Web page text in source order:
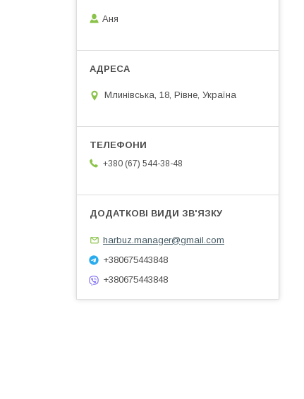
Аня
Млинівська, 18, Рівне, Україна
+380 (67) 544-38-48
harbuz.manager@gmail.com
+380675443848
+380675443848